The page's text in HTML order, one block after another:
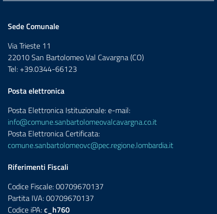
Sede Comunale
Via Trieste 11
22010 San Bartolomeo Val Cavargna (CO)
Tel: +39.0344-66123
Posta elettronica
Posta Elettronica Istituzionale: e-mail:
info@comune.sanbartolomeovalcavargna.co.it
Posta Elettronica Certificata:
comune.sanbartolomeovc@pec.regione.lombardia.it
Riferimenti Fiscali
Codice Fiscale: 00709670137
Partita IVA: 00709670137
Codice iPA:c_h760